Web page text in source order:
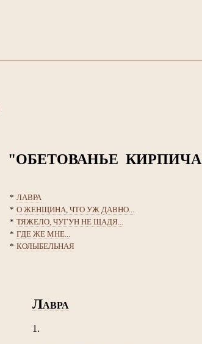
"ОБЕТОВАНЬЕ
* ЛАВРА
* О ЖЕНЩИНА, ЧТО УЖ ДАВНО...
* ТЯЖЕЛО, ЧУГУН НЕ ЩАДЯ...
* ГДЕ ЖЕ МНЕ...
* КОЛЫБЕЛЬНАЯ
ЛАВРА
1.